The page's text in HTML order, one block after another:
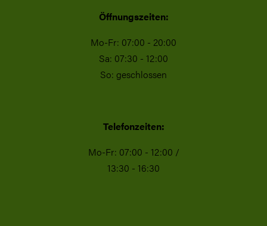
Öffnungszeiten:
Mo-Fr: 07:00 - 20:00
Sa: 07:30 - 12:00
So: geschlossen
Telefonzeiten:
Mo-Fr: 07:00 - 12:00 /
13:30 - 16:30